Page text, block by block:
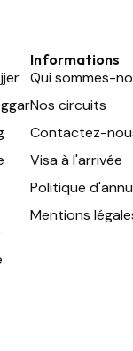
Informations
Qui sommes-
Nos circuits
Contactez-
Visa à l'arrivée
Politique
Mentions